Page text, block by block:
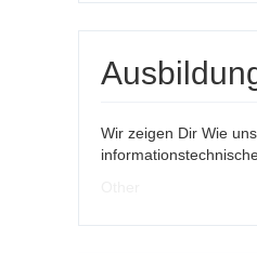
Wir zeigen Dir Wie